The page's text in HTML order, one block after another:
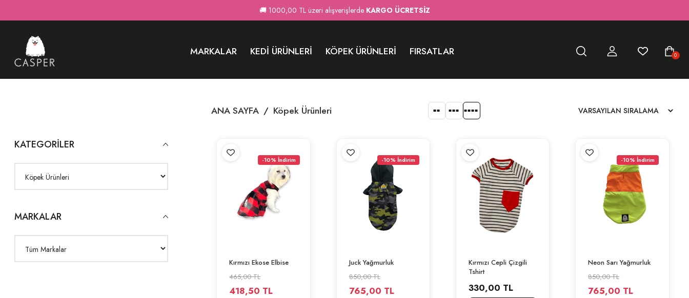
🚚 1000,00 TL üzeri alışverişlerde KARGO ÜCRETSİZ
MARKALAR KEDI ÜRÜNLERI KÖPEK ÜRÜNLERI FIRSATLAR 0
KATEGORILER
MARKALAR
ANA SAYFA / Köpek Ürünleri
-10% İndirim
Kırmızı Ekose Elbise
465,00 TL
418,50 TL
-10% İndirim
Juck Yağmurluk
850,00 TL
765,00 TL
Kırmızı Cepli Çizgili
Tshirt
330,00 TL
-10% İndirim
Neon Sarı Yağmurluk
850,00 TL
765,00 TL